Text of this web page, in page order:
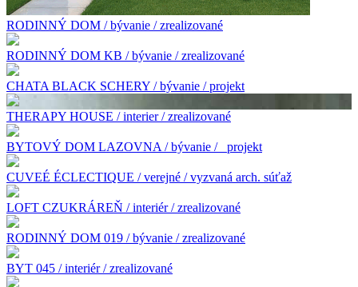
RODINNÝ DOM / bývanie / zrealizované
RODINNÝ DOM KB / bývanie / zrealizované
CHATA BLACK SCHERY / bývanie / projekt
THERAPY HOUSE / interier / zrealizované
BYTOVÝ DOM LAZOVNA / bývanie / projekt
CUVEÉ ÉCLECTIQUE / verejné / vyzvaná arch. súťaž
LOFT CZUKRÁREŇ / interiér / zrealizované
RODINNÝ DOM 019 / bývanie / zrealizované
BYT 045 / interiér / zrealizované